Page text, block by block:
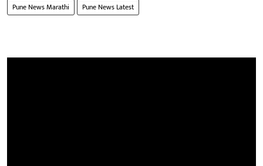
Pune News Marathi
Pune News Latest